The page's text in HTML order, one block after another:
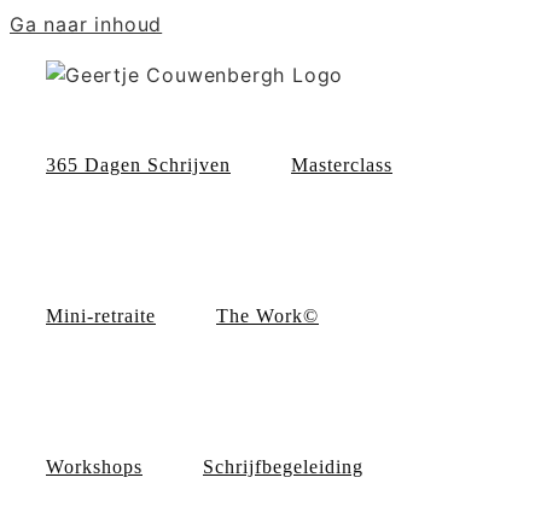
Ga naar inhoud
365 Dagen Schrijven Masterclass
Mini-retraite The Work©
Workshops Schrijfbegeleiding